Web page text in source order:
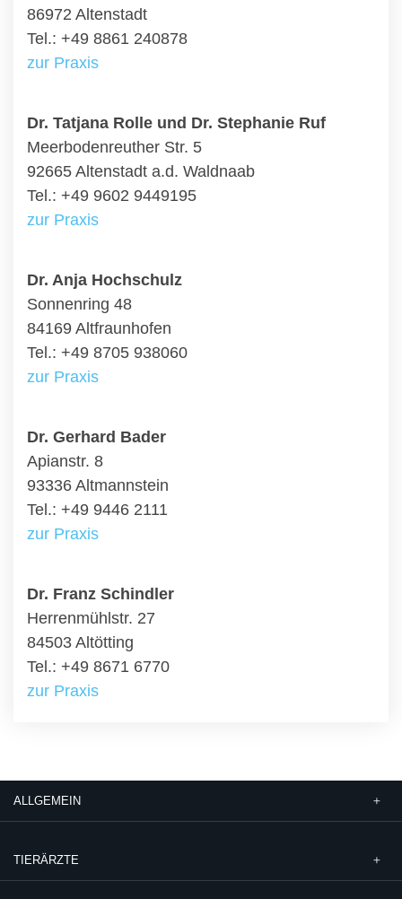
86972 Altenstadt
Tel.: +49 8861 240878
zur Praxis
Dr. Tatjana Rolle und Dr. Stephanie Ruf
Meerbodenreuther Str. 5
92665 Altenstadt a.d. Waldnaab
Tel.: +49 9602 9449195
zur Praxis
Dr. Anja Hochschulz
Sonnenring 48
84169 Altfraunhofen
Tel.: +49 8705 938060
zur Praxis
Dr. Gerhard Bader
Apianstr. 8
93336 Altmannstein
Tel.: +49 9446 2111
zur Praxis
Dr. Franz Schindler
Herrenmühlstr. 27
84503 Altötting
Tel.: +49 8671 6770
zur Praxis
ALLGEMEIN
TIERÄRZTE